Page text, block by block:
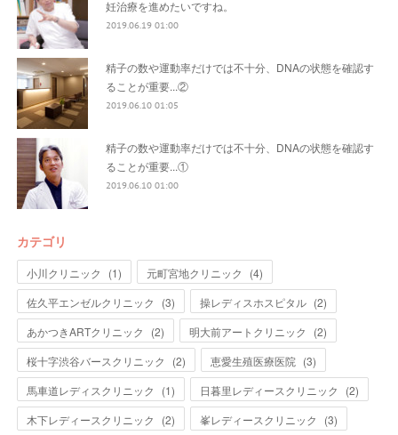
妊治療を進めたいですね。
2019.06.19 01:00
精子の数や運動率だけでは不十分、DNAの状態を確認す
ることが重要...②
2019.06.10 01:05
精子の数や運動率だけでは不十分、DNAの状態を確認す
ることが重要...①
2019.06.10 01:00
カテゴリ
小川クリニック (1) 元町宮地クリニック (4)
佐久平エンゼルクリニック
(3) 操レディスホスピタル (2)
あかつきARTクリニック
(2) 明大前アートクリニック (2)
桜十字渋谷バースクリニック
(2) 恵愛生殖医療医院 (3)
馬車道レディスクリニック
(1) 日暮里レディースクリニック (2)
木下レディースクリニック
(2) 峯レディースクリニック (3)